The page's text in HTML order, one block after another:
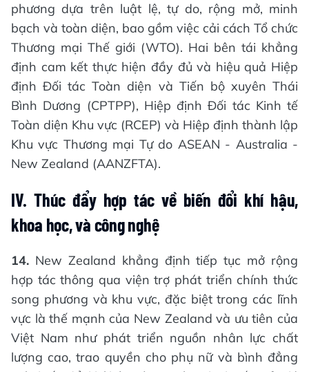
phương dựa trên luật lệ, tự do, rộng mở, minh
bạch và toàn diện, bao gồm việc cải cách Tổ chức
Thương mại Thế giới (WTO). Hai bên tái khẳng
định cam kết thực hiện đầy đủ và hiệu quả Hiệp
định Đối tác Toàn diện và Tiến bộ xuyên Thái
Bình Dương (CPTPP), Hiệp định Đối tác Kinh tế
Toàn diện Khu vực (RCEP) và Hiệp định thành lập
Khu vực Thương mại Tự do ASEAN - Australia -
New Zealand (AANZFTA).
IV. Thúc đẩy hợp tác về biến đổi khí hậu,
khoa học, và công nghệ
14. New Zealand khẳng định tiếp tục mở rộng
hợp tác thông qua viện trợ phát triển chính thức
song phương và khu vực, đặc biệt trong các lĩnh
vực là thế mạnh của New Zealand và ưu tiên của
Việt Nam như phát triển nguồn nhân lực chất
lượng cao, trao quyền cho phụ nữ và bình đẳng